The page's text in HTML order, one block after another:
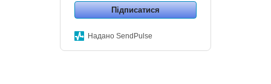
Підписатися
Надано SendPulse